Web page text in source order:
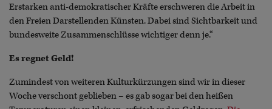
Erstarken anti-demokratischer Kräfte erschweren die Arbeit in
den Freien Darstellenden Künsten. Dabei sind Sichtbarkeit und
bundesweite Zusammenschlüsse wichtiger denn je.“
Es regnet Geld!
Zumindest von weiteren Kulturkürzungen sind wir in dieser
Woche verschont geblieben – es gab sogar bei den heißen